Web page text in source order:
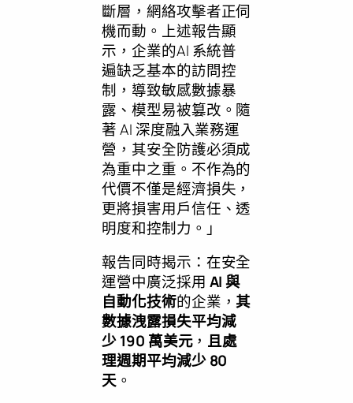
斷層，網絡攻擊者正伺
機而動。上述報告顯
示，企業的AI 系統普
遍缺乏基本的訪問控
制，導致敏感數據暴
露、模型易被篡改。隨
著 AI 深度融入業務運
營，其安全防護必須成
為重中之重。不作為的
代價不僅是經濟損失，
更將損害用戶信任、透
明度和控制力。」
報告同時揭示：在安全
運營中廣泛採用 AI 與
自動化技術的企業，其
數據洩露損失平均減
少190 萬美元， 且處
理週期平均減少80
天 。